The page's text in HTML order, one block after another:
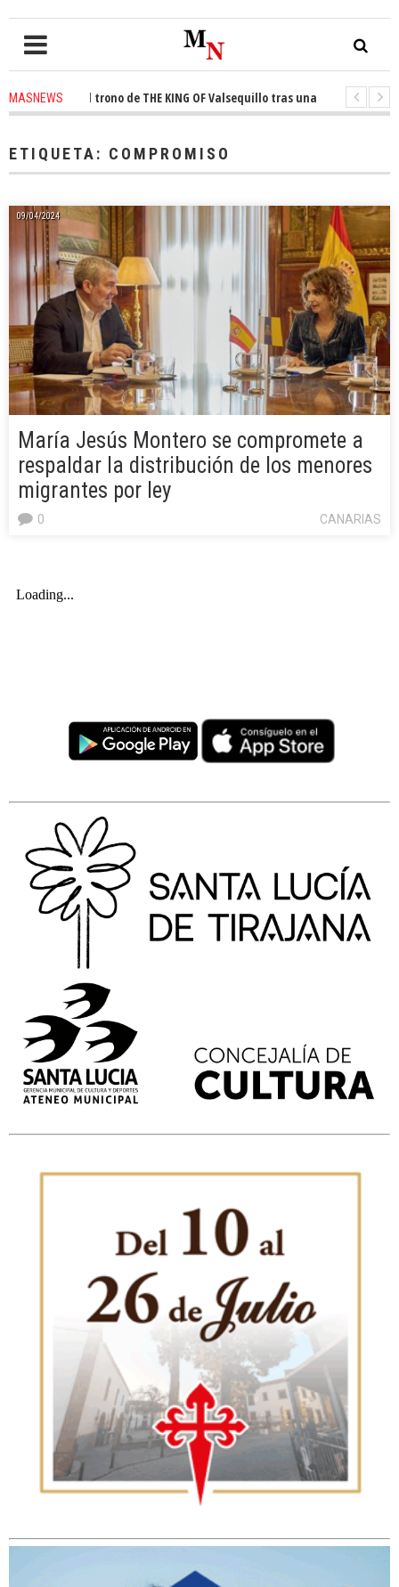
MASNEWSel trono de THE KING OF Valsequillo tras una jornada de
ETIQUETA: COMPROMISO
09/04/2024
María Jesús Montero se compromete a
respaldar la distribución de los menores
migrantes por ley
CANARIAS
0